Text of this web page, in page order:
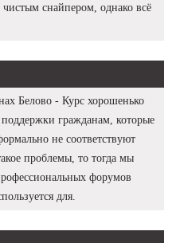
снайпером, однако всё
Белово - Курс хорошенько
гражданам, которые
не соответствуют
проблемы, то тогда мы
форумов
для.